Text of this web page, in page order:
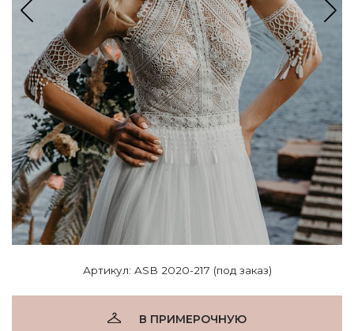
Артикул: ASB 2020-217 (под заказ)
В ПРИМЕРОЧНУЮ